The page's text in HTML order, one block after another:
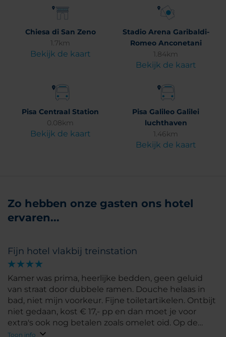
Chiesa di San Zeno
1.7km
Bekijk de kaart
Stadio Arena Garibaldi-
Romeo Anconetani
1.84km
Bekijk de kaart
Pisa Centraal Station
0.08km
Bekijk de kaart
Pisa Galileo Galilei
luchthaven
1.46km
Bekijk de kaart
Zo hebben onze gasten ons hotel
ervaren...
Fijn hotel vlakbij treinstation
Kamer was prima, heerlijke bedden, geen geluid
van straat door dubbele ramen. Douche helaas in
bad, niet mijn voorkeur. Fijne toiletartikelen. Ontbijt
niet gedaan, kost € 17,- pp en dan moet je voor
extra's ook nog betalen zoals omelet oid. Op de
hoek zit prima ontbijtzaakje en in de stad ook heel
Toon info